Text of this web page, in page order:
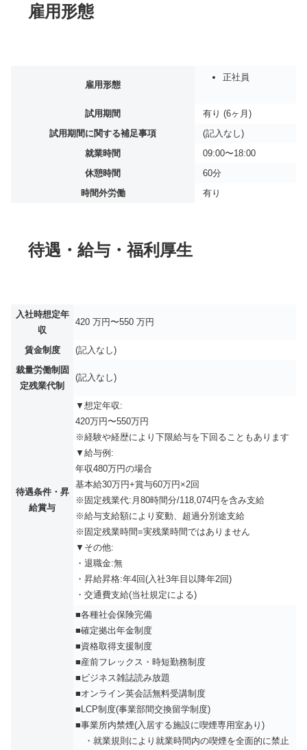
雇用形態
雇用形態
正社員
試用期間
有り (6ヶ月)
試用期間に関する補足事項
(記入なし)
就業時間
09:00〜18:00
休憩時間
60分
時間外労働
有り
待遇・給与・福利厚生
入社時想定年
収
420 万円〜550 万円
賃金制度
(記入なし)
裁量労働制固
定残業代制
(記入なし)
待遇条件・昇
給賞与
▼想定年収:
420万円〜550万円
※経験や経歴により下限給与を下回ることもあります
▼給与例:
年収480万円の場合
基本給30万円+賞与60万円×2回
※固定残業代:月80時間分/118,074円を含み支給
※給与支給額により変動、超過分別途支給
※固定残業時間=実残業時間ではありません
▼その他:
・退職金:無
・昇給昇格:年4回(入社3年目以降年2回)
・交通費支給(当社規定による)
■各種社会保険完備
■確定拠出年金制度
■資格取得支援制度
■産前フレックス・時短勤務制度
■ビジネス雑誌読み放題
■オンライン英会話無料受講制度
■LCP制度(事業部間交換留学制度)
■事業所内禁煙(入居する施設に喫煙専用室あり)
・就業規則により就業時間内の喫煙を全面的に禁止